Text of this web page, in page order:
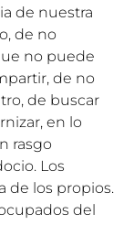
de nuestra
de no
no puede
de no
de buscar
en lo
rasgo
Los
de los propios.
del